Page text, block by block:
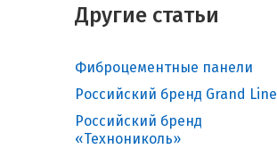
Другие статьи
Фиброцементные панели
Российский бренд Grand Line
Российский бренд
«Технониколь»